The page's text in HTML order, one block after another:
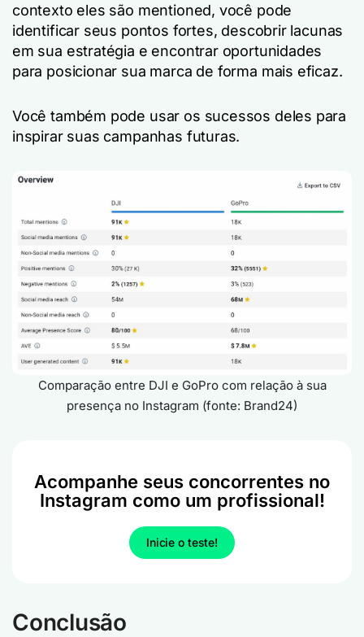
contexto eles são mentioned, você pode
identificar seus pontos fortes, descobrir lacunas
em sua estratégia e encontrar oportunidades
para posicionar sua marca de forma mais eficaz.
Você também pode usar os sucessos deles para
inspirar suas campanhas futuras.
Comparação entre DJI e GoPro com relação à sua
presença no Instagram (fonte: Brand24)
Acompanhe seus concorrentes no
Instagram como um profissional!
Inicie o teste!
Conclusão